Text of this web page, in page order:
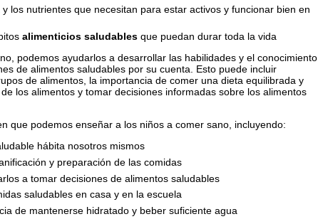
los nutrientes que necesitan para estar activos y funcionar bien en
alimenticios saludables que puedan durar toda la vida
podemos ayudarlos a desarrollar las habilidades y el conocimiento
de alimentos saludables por su cuenta. Esto puede incluir
de alimentos, la importancia de comer una dieta equilibrada y
los alimentos y tomar decisiones informadas sobre los alimentos
que podemos enseñar a los niños a comer sano, incluyendo:
hábita nosotros mismos
y preparación de las comidas
a tomar decisiones de alimentos saludables
saludables en casa y en la escuela
de mantenerse hidratado y beber suficiente agua